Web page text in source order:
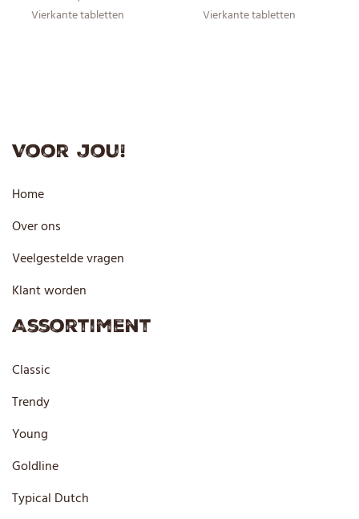
zuurteregelaar (E325),
EAN CE
Veiligheid
Vierkante tabletten Vierkante tabletten
Voor jou!
Home
Over ons
Veelgestelde vragen
Klant worden
Assortiment
Classic
Trendy
Young
Goldline
Typical Dutch